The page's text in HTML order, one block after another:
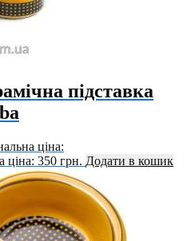
підставка
ціна:
ціна: 350 грн. Додати в кошик